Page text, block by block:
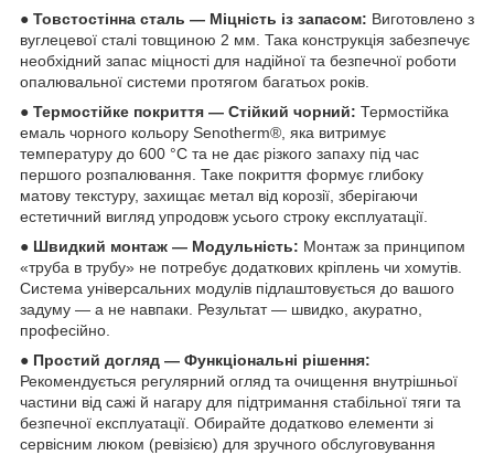
● Товстостінна сталь — Міцність із запасом: Виготовлено з
вуглецевої сталі товщиною 2 мм. Така конструкція забезпечує
необхідний запас міцності для надійної та безпечної роботи
опалювальної системи протягом багатьох років.
● Термостійке покриття — Стійкий чорний: Термостійка
емаль чорного кольору Senotherm®, яка витримує
температуру до 600 °C та не дає різкого запаху під час
першого розпалювання. Таке покриття формує глибоку
матову текстуру, захищає метал від корозії, зберігаючи
естетичний вигляд упродовж усього строку експлуатації.
● Швидкий монтаж — Модульність: Монтаж за принципом
«труба в трубу» не потребує додаткових кріплень чи хомутів.
Система універсальних модулів підлаштовується до вашого
задуму — а не навпаки. Результат — швидко, акуратно,
професійно.
● Простий догляд — Функціональні рішення:
Рекомендується регулярний огляд та очищення внутрішньої
частини від сажі й нагару для підтримання стабільної тяги та
безпечної експлуатації. Обирайте додатково елементи зі
сервісним люком (ревізією) для зручного обслуговування